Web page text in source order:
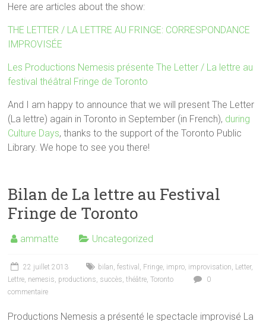
Here are articles about the show:
THE LETTER / LA LETTRE AU FRINGE: CORRESPONDANCE
IMPROVISÉE
Les Productions Nemesis présente The Letter / La lettre au
festival théâtral Fringe de Toronto
And I am happy to announce that we will present The Letter
(La lettre) again in Toronto in September (in French), during
Culture Days, thanks to the support of the Toronto Public
Library. We hope to see you there!
Bilan de La lettre au Festival
Fringe de Toronto
ammatte Uncategorized
22 juillet 2013 bilan ,festival Fringe impro improvisation Letter,
Lettre nemesis productions succès ,théâtre ,Toronto
0
commentaire
Productions Nemesis a présenté le spectacle improvisé La